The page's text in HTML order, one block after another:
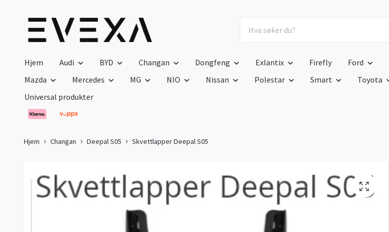
Hjem Audi BYD Changan Dongfeng Exlantix Firefly Ford
Mazda
Mercedes MG NIO Nissan Polestar Smart Toyota
Universal produkter
Hjem Changan Deepal S05 Skvettlapper Deepal S05